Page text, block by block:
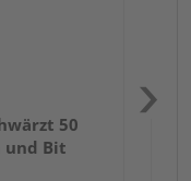
50
und Bit